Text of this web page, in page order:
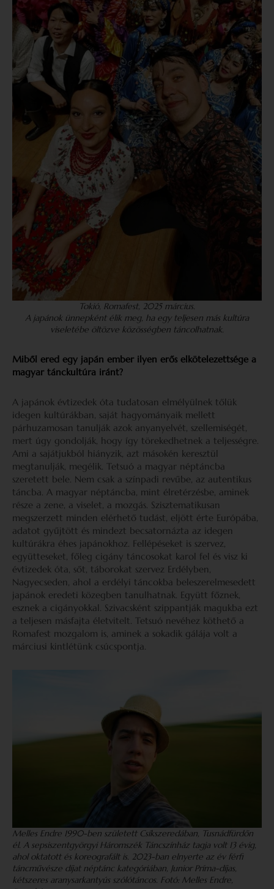
Tokió, Romafest, 2025 március.
A japánok ünnepként élik meg, ha egy teljesen más kultúra
viseletébe öltözve közösségben táncolhatnak.
Miből ered egy japán ember ilyen erős elkötelezettsége a
magyar tánckultúra iránt?
A japánok évtizedek óta tudatosan elmélyülnek tőlük
idegen kultúrákban, saját hagyományaik mellett
párhuzamosan tanulják azok anyanyelvét, szellemiségét,
mert úgy gondolják, hogy így törekedhetnek a teljességre.
Ami a sajátjukból hiányzik, azt másokén keresztül
megtanulják, megélik. Tetsuó a magyar néptáncba
szeretett bele. Nem csak a színpadi revűbe, az autentikus
táncba. A magyar néptáncba, mint élretérzésbe, aminek
része a zene, a viselet, a mozgás. Szisztematikusan
megszerzett minden elérhető tudást, eljött érte Európába,
adatot gyűjtött és mindezt becsatornázta az idegen
kultúrákra éhes japánokhoz. Fellépéseket is szervez,
együtteseket, főleg cigány táncosokat karol fel és visz ki
évtizedek óta, sőt, táborokat szervez Erdélyben,
Nagyecseden, ahol a erdélyi táncokba beleszerelmesedett
japánok eredeti közegben tanulhatnak. Együtt főznek,
esznek a cigányokkal. Szivacsként szippantják magukba ezt
a teljesen másfajta életvitelt. Tetsuó nevéhez köthető a
Romafest mozgalom is, aminek a sokadik gálája volt a
márciusi kintlétünk csúcspontja.
Melles Endre 1990-ben született Csíkszeredában, Tusnádfürdőn
él. A sepsiszentgyörgyi Háromszék Táncszínház tagja volt 13 évig,
ahol oktatott és koreografált is. 2023-ban elnyerte az év férfi
táncművésze díjat néptánc kategóriában, Junior Príma-díjas,
kétszeres aranysarkantyús szólótáncos. Fotó: Melles Endre,